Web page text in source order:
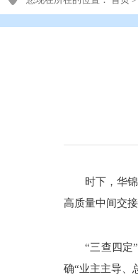
时下，华
高质量中间交
“三查四定
确“业主主导、